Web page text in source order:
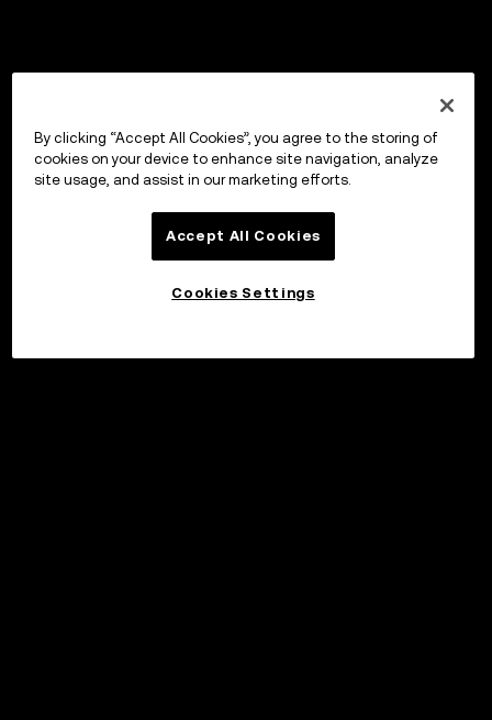
By clicking “Accept All Cookies”, you agree to the storing of
cookies on your device to enhance site navigation, analyze
site usage, and assist in our marketing efforts.
Accept All Cookies
Cookies Settings